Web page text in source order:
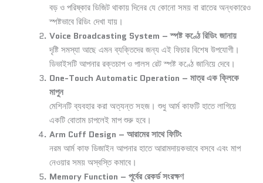
বড় ও পরিষ্কার ডিজিট থাকায় দিনের যে কোনো সময় বা রাতের অন্ধকারেও
স্পষ্টভাবে রিডিং দেখা যায়।
Voice Broadcasting System – স্পষ্ট কণ্ঠে রিডিং জানায়
দৃষ্টি সমস্যা আছে এমন ব্যক্তিদের জন্য এই ফিচার বিশেষ উপযোগী।
ডিভাইসটি আপনার রক্তচাপ ও পালস রেট স্পষ্ট কণ্ঠে জানিয়ে দেবে।
One-Touch Automatic Operation – মাত্র এক ক্লিকে
মাপুন
মেশিনটি ব্যবহার করা অত্যন্ত সহজ। শুধু আর্ম কাফটি হাতে লাগিয়ে
একটি বোতাম চাপলেই মাপ শুরু হবে।
Arm Cuff Design – আরামের সাথে ফিটিং
নরম আর্ম কাফ ডিজাইন আপনার হাতে আরামদায়কভাবে বসবে এবং মাপ
নেওয়ার সময় অস্বস্তি কমাবে।
Memory Function – পূর্বের রেকর্ড সংরক্ষণ